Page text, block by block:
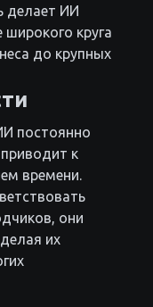
делает ИИ
круга
до крупных
постоянно
к
времени.
они
их